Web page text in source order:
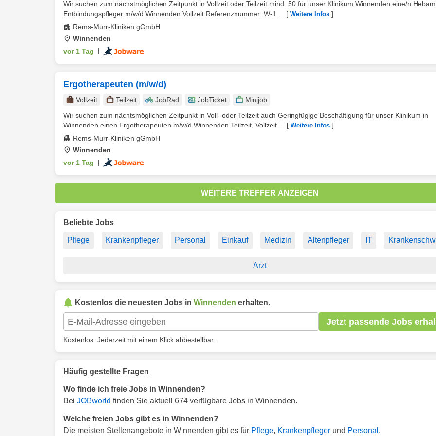
Wir suchen zum nächstmöglichen Zeitpunkt in Vollzeit oder Teilzeit mind. 50 für unser Klinikum Winnenden eine/n
Entbindungspfleger m/w/d Winnenden Vollzeit Referenznummer: W-1 ...
[ Weitere Infos ]
Rems-Murr-Kliniken gGmbH
Winnenden
vor 1 Tag
Ergotherapeuten (m/w/d)
Vollzeit Teilzeit JobRad JobTicket
Minijob
Wir suchen zum nächtsmöglichen Zeitpunkt in Voll- oder Teilzeit auch Geringfügige Beschäftigung für unser Klinikum in
Winnenden einen Ergotherapeuten m/w/d Winnenden Teilzeit, Vollzeit ...
[ Weitere Infos ]
Rems-Murr-Kliniken gGmbH
Winnenden
vor 1 Tag
WEITERE TREFFER ANZEIGEN
Beliebte Jobs
Pflege Krankenpfleger Personal Einkauf Medizin Altenpfleger IT
Arzt
Kostenlos die neuesten Jobs in Winnenden erhalten.
Jetzt passende Jobs
Kostenlos. Jederzeit mit einem Klick abbestellbar.
Häufig gestellte Fragen
Wo finde ich freie Jobs in Winnenden?
Bei JOBworld finden Sie aktuell 674 verfügbare Jobs in Winnenden.
Welche freien Jobs gibt es in Winnenden?
Die meisten Stellenangebote in Winnenden gibt es für Pflege, Krankenpfleger und Personal .